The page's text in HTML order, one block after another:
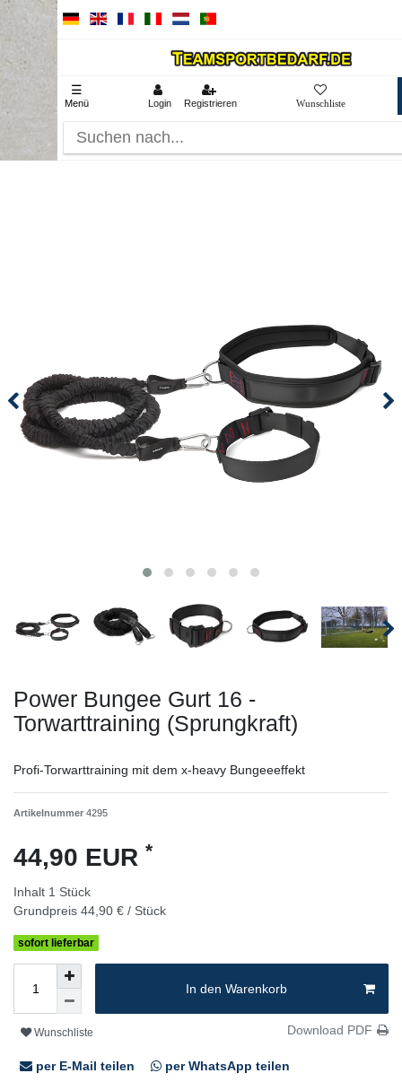
☰
Menü Login Registrieren
Power Bungee Gurt 16 -
Torwarttraining (Sprungkraft)
Profi-Torwarttraining mit dem x-heavy Bungeeeffekt
Artikelnummer 4295
44,90 EUR *
Inhalt 1 Stück
Grundpreis 44,90 € / Stück
sofort lieferbar
In den Warenkorb
Wunschliste Download PDF
per E-Mail teilen per WhatsApp teilen